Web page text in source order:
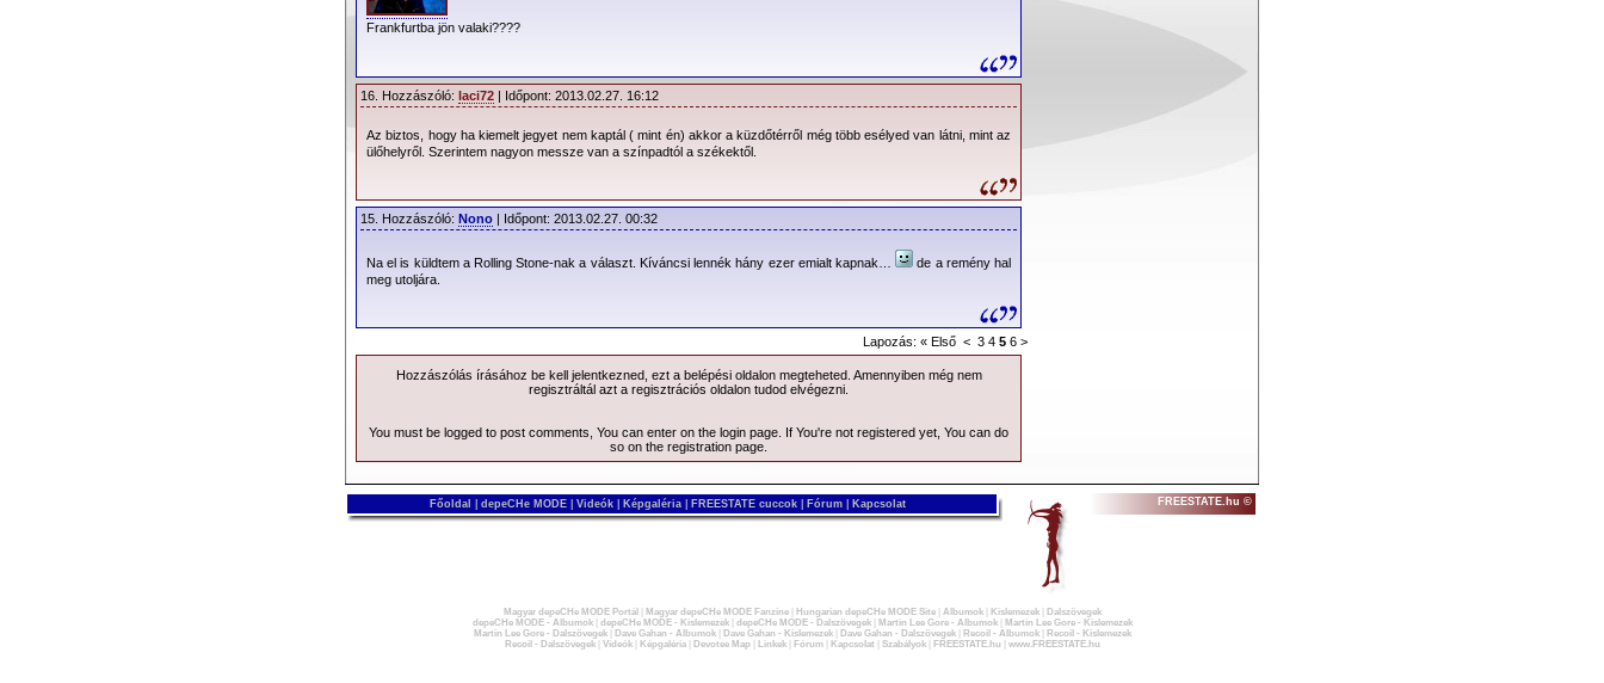
Frankfurtba jön valaki????
16. Hozzászóló: laci72 | Időpont: 2013.02.27. 16:12
Az biztos, hogy ha kiemelt jegyet nem kaptál ( mint én) akkor a küzdőtérről még több esélyed van látni, mint az
ülőhelyről. Szerintem nagyon messze van a színpadtól a székektől.
15. Hozzászóló: Nono | Időpont: 2013.02.27. 00:32
Na el is küldtem a Rolling Stone-nak a választ. Kíváncsi lennék hány ezer emialt kapnak…
de a remény hal
meg utoljára.
Lapozás: « Első < 3 4 5 6 >
Hozzászólás írásához be kell jelentkezned, ezt a belépésioldalon megteheted. Amennyiben még nem
regisztráltál azt a regisztrációs oldalon tudod elvégezni.
You must be logged to post comments, You can enter on the login page . If You're not registered yet, You can do
so on the registration page
Főoldal depeCHe MODE Videók Képgaléria FREESTATE cuccok Fórum Kapcsolat FREESTATE.hu ©
Magyar depeCHe MODE Portál Magyar depeCHe MODE Fanzine| Hungarian depeCHe MODE Site| Albumok| Kislemezek|
Dalszövegek
depeCHe MODE - Albumok| depeCHe MODE - Kislemezek| depeCHe MODE - Dalszövegek| Martin Lee Gore - Albumok|
Martin Lee Gore - Kislemezek
Martin Lee Gore - Dalszövegek| Dave Gahan - Albumok| Dave Gahan - Kislemezek| Dave Gahan - Dalszövegek| Recoil - Albumok|
Recoil - Kislemezek
Recoil - Dalszövegek| Videók| Képgaléria| Devotee Map| Linkek| Fórum| Kapcsolat| Szabályok| FREESTATE.hu www.FREESTATE.hu